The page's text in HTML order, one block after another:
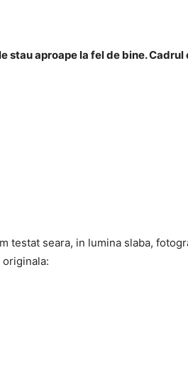
stau aproape la fel de bine. Cadrul
testat seara, in lumina slaba,